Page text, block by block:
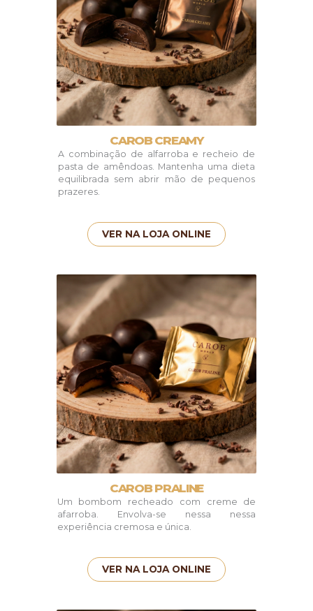
CAROB CREAMY
A combinação de alfarroba e recheio de
pasta de amêndoas. Mantenha uma dieta
equilibrada sem abrir mão de pequenos
prazeres.
VER NA LOJA ONLINE
CAROB PRALINE
Um bombom recheado com creme de
afarroba. Envolva-se nessa nessa
experiência cremosa e única.
VER NA LOJA ONLINE